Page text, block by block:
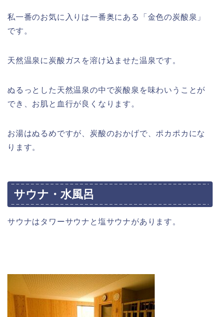
私一番のお気に入りは一番奥にある「金色の炭酸泉」
です。
天然温泉に炭酸ガスを溶け込ませた温泉です。
ぬるっとした天然温泉の中で炭酸泉を味わいうことが
でき、お肌と血行が良くなります。
お湯はぬるめですが、炭酸のおかげで、ポカポカにな
ります。
サウナ・水風呂
サウナはタワーサウナと塩サウナがあります。